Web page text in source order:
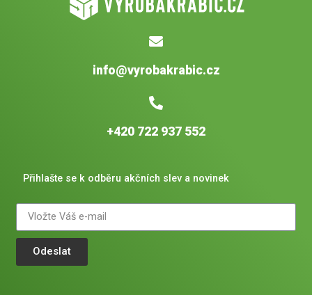
info@vyrobakrabic.cz
+420 722 937 552
Přihlašte se k odběru akčních slev a novinek
Odeslat